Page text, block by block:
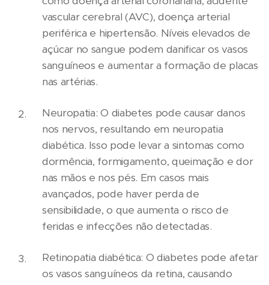
vascular cerebral (AVC), doença arterial
periférica e hipertensão. Níveis elevados de
açúcar no sangue podem danificar os vasos
sanguíneos e aumentar a formação de placas
nas artérias.
Neuropatia: O diabetes pode causar danos
nos nervos, resultando em neuropatia
diabética. Isso pode levar a sintomas como
dormência, formigamento, queimação e dor
nas mãos e nos pés. Em casos mais
avançados, pode haver perda de
sensibilidade, o que aumenta o risco de
feridas e infecções não detectadas.
Retinopatia diabética: O diabetes pode afetar
os vasos sanguíneos da retina, causando